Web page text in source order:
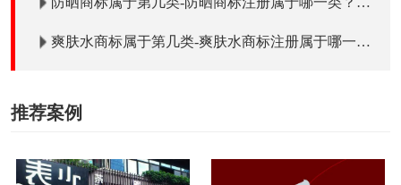
爽肤水商标属于第几类-爽肤水商标注册属于哪一
推荐案例